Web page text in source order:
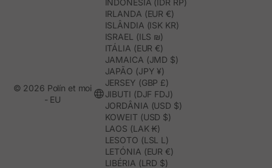
INDONÉSIA (IDR RP)
IRLANDA (EUR €)
ISLÂNDIA (ISK KR)
ISRAEL (ILS ₪)
ITÁLIA (EUR €)
JAMAICA (JMD $)
JAPÃO (JPY ¥)
JERSEY (GBP £)
JIBUTI (DJF FDJ)
JORDÂNIA (USD $)
KOWEIT (USD $)
LAOS (LAK ₭)
LESOTO (LSL L)
LETÓNIA (EUR €)
LIBÉRIA (LRD $)
© 2026 Polín et moi
- EU